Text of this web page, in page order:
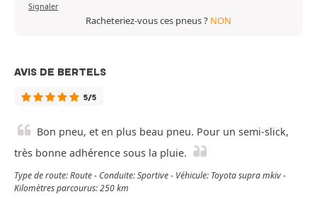
Signaler
Racheteriez-vous ces pneus ? NON
AVIS DE BERTELS
5/5
Bon pneu, et en plus beau pneu. Pour un semi-slick,
très bonne adhérence sous la pluie.
Type de route: Route - Conduite: Sportive - Véhicule: Toyota supra mkiv -
Kilomètres parcourus: 250 km